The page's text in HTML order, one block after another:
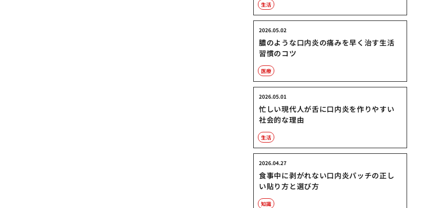
生活
膿のような口内炎の痛みを早く治す生活
習慣のコツ
2026.05.02
医療
忙しい現代人が舌に口内炎を作りやすい
社会的な理由
2026.05.01
生活
食事中に剥がれない口内炎パッチの正し
い貼り方と選び方
2026.04.27
知識